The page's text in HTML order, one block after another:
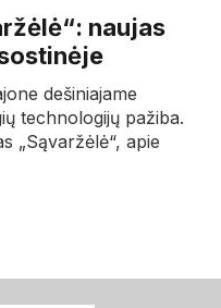
naujas
dešiniajame
technologijų pažiba.
„Sąvaržėlė“, apie